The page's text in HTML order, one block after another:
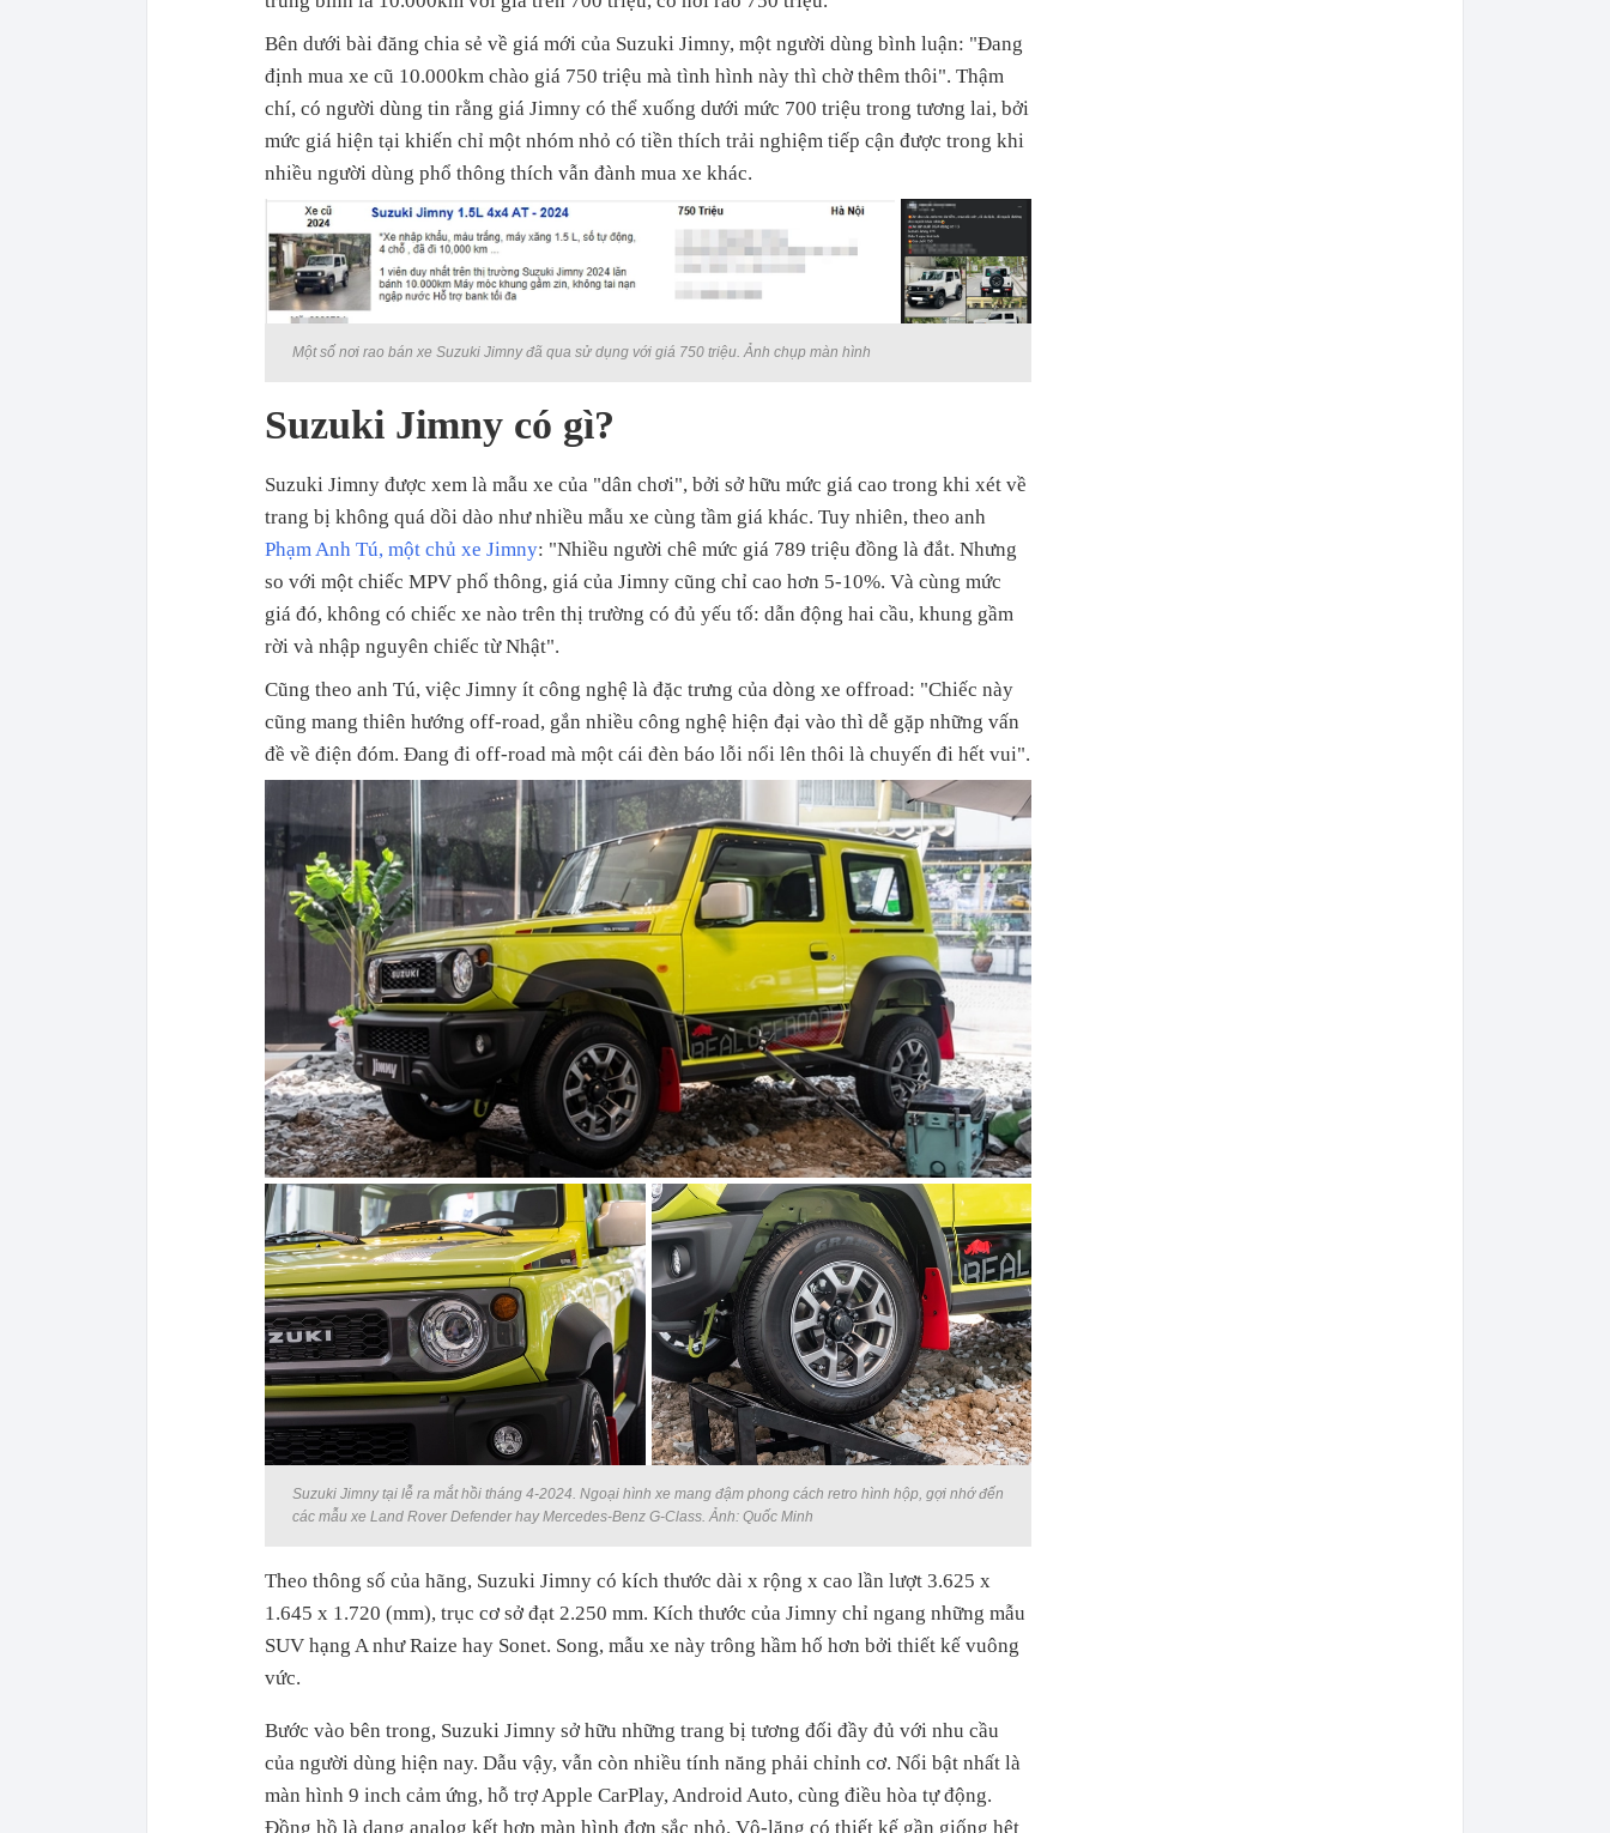
Bên dưới bài đăng chia sẻ về giá mới của Suzuki Jimny, một người dùng bình luận: "Đang
định mua xe cũ 10.000km chào giá 750 triệu mà tình hình này thì chờ thêm thôi". Thậm
chí, có người dùng tin rằng giá Jimny có thể xuống dưới mức 700 triệu trong tương lai, bởi
mức giá hiện tại khiến chỉ một nhóm nhỏ có tiền thích trải nghiệm tiếp cận được trong khi
nhiều người dùng phổ thông thích vẫn đành mua xe khác.
Một số nơi rao bán xe Suzuki Jimny đã qua sử dụng với giá 750 triệu. Ảnh chụp màn hình
Suzuki Jimny có gì?
Suzuki Jimny được xem là mẫu xe của "dân chơi", bởi sở hữu mức giá cao trong khi xét về
trang bị không quá dồi dào như nhiều mẫu xe cùng tầm giá khác. Tuy nhiên, theo anh
Phạm Anh Tú, một chủ xe Jimny: "Nhiều người chê mức giá 789 triệu đồng là đắt. Nhưng
so với một chiếc MPV phổ thông, giá của Jimny cũng chỉ cao hơn 5-10%. Và cùng mức
giá đó, không có chiếc xe nào trên thị trường có đủ yếu tố: dẫn động hai cầu, khung gầm
rời và nhập nguyên chiếc từ Nhật".
Cũng theo anh Tú, việc Jimny ít công nghệ là đặc trưng của dòng xe offroad: "Chiếc này
cũng mang thiên hướng off-road, gắn nhiều công nghệ hiện đại vào thì dễ gặp những vấn
đề về điện đóm. Đang đi off-road mà một cái đèn báo lỗi nổi lên thôi là chuyến đi hết vui".
Suzuki Jimny tại lễ ra mắt hồi tháng 4-2024. Ngoại hình xe mang đậm phong cách retro hình hộp, gợi nhớ đến
các mẫu xe Land Rover Defender hay Mercedes-Benz G-Class. Ảnh: Quốc Minh
Theo thông số của hãng, Suzuki Jimny có kích thước dài x rộng x cao lần lượt 3.625 x
1.645 x 1.720 (mm), trục cơ sở đạt 2.250 mm. Kích thước của Jimny chỉ ngang những mẫu
SUV hạng A như Raize hay Sonet. Song, mẫu xe này trông hầm hố hơn bởi thiết kế vuông
vức.
Bước vào bên trong, Suzuki Jimny sở hữu những trang bị tương đối đầy đủ với nhu cầu
của người dùng hiện nay. Dẫu vậy, vẫn còn nhiều tính năng phải chỉnh cơ. Nổi bật nhất là
màn hình 9 inch cảm ứng, hỗ trợ Apple CarPlay, Android Auto, cùng điều hòa tự động.
Đồng hồ là dạng analog kết hợp màn hình đơn sắc nhỏ. Vô-lăng có thiết kế gần giống hệt